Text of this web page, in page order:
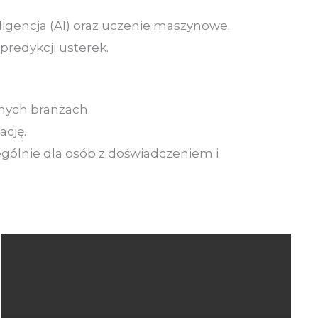
(AI) oraz uczenie maszynowe.
usterek.
branżach.
dla osób z doświadczeniem i